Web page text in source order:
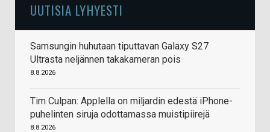
UUTISIA LYHYESTI
Samsungin huhutaan tiputtavan Galaxy S27
Ultrasta neljännen takakameran pois
8.8.2026
Tim Culpan: Applella on miljardin edestä iPhone-
puhelinten siruja odottamassa muistipiirejä
8.8.2026